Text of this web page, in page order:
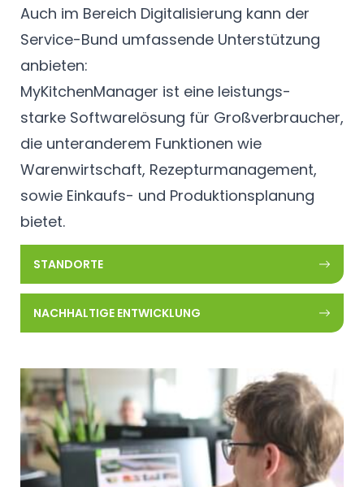
Auch im Bereich Digitalisierung kann der
Service-Bund umfassende Unterstützung
anbieten:
MyKitchenManager ist eine leistungs-
starke Softwarelösung für Großverbraucher,
die unteranderem Funktionen wie
Warenwirtschaft, Rezepturmanagement,
sowie Einkaufs- und Produktionsplanung
bietet.
STANDORTE
NACHHALTIGE ENTWICKLUNG